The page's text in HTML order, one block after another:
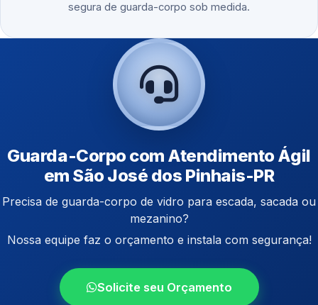
segura de guarda-corpo sob medida.
Guarda-Corpo com Atendimento Ágil
em São José dos Pinhais-PR
Precisa de guarda-corpo de vidro para escada, sacada ou
mezanino?
Nossa equipe faz o orçamento e instala com segurança!
Solicite seu Orçamento